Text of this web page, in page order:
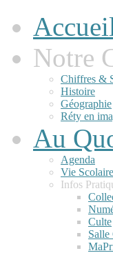
Notre
Chiffres &
Histoire
Géographie
Réty en
Au
Agenda
Vie Scolaire
Infos
Culte
Salle